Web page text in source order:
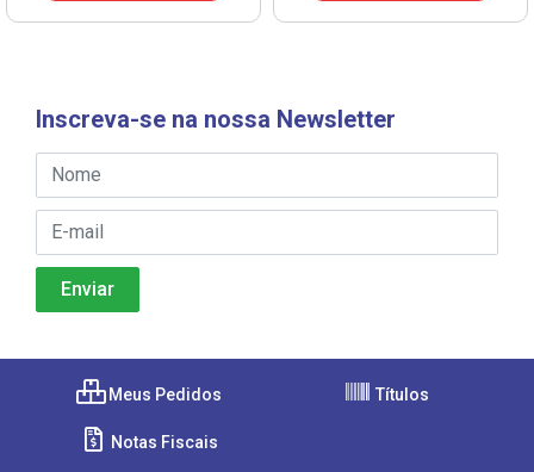
Inscreva-se na nossa Newsletter
Meus Pedidos Títulos
Notas Fiscais